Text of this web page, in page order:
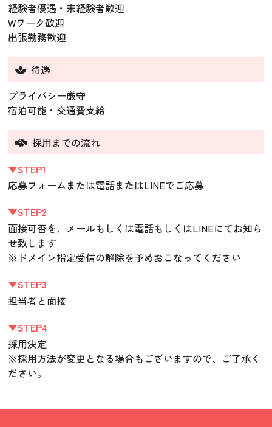
経験者優遇・未経験者歓迎
Wワーク歓迎
出張勤務歓迎
待遇
プライバシー厳守
宿泊可能・交通費支給
採用までの流れ
▼STEP1
応募フォームまたは電話またはLINEでご応募
▼STEP2
面接可否を、メールもしくは電話もしくはLINEにてお知ら
せ致します
※ドメイン指定受信の解除を予めおこなってください
▼STEP3
担当者と面接
▼STEP4
採用決定
※採用方法が変更となる場合もございますので、ご了承く
ださい。